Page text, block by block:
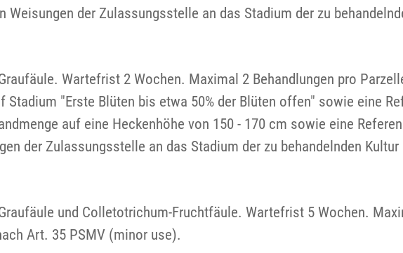
der Zulassungsstelle an das Stadium der zu
Wartefrist 2 Wochen. Maximal 2 Behandlungen pro
Stadium "Erste Blüten bis etwa 50% der Blüten offen" sowie eine
auf eine Heckenhöhe von 150 - 170 cm sowie eine
der Zulassungsstelle an das Stadium der zu behandelnden Kultur
und Colletotrichum-Fruchtfäule. Wartefrist 5 Wochen.
Art. 35 PSMV (minor use).